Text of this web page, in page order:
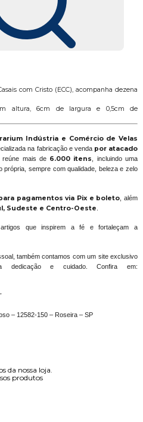
com Cristo (ECC), acompanha dezena
altura, 6cm de largura e 0,5cm de
Indústria e Comércio de Velas
na fabricação e venda por atacado
reúne mais de 6.000 itens, incluindo uma
própria, sempre com qualidade, beleza e zelo
pagamentos via Pix e boleto, além
Sudeste e Centro-Oeste.
artigos que inspirem a fé e fortaleçam a
também contamos com um site exclusivo
e cuidado. Confira em:
– 12582-150 – Roseira – SP
da nossa loja.
produtos